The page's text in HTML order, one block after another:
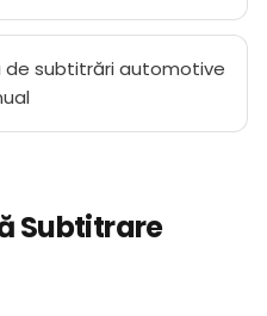
subtitrări automotive
Subtitrare